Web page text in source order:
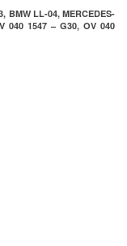
BMW LL-04, MERCEDES-
040 1547 – G30, OV 040